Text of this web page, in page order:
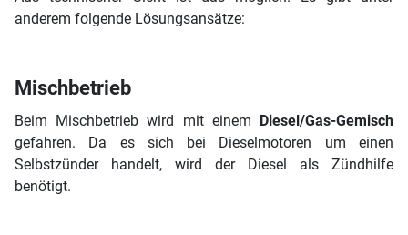
anderem folgende Lösungsansätze:
Mischbetrieb
Beim Mischbetrieb wird mit einem Diesel/Gas-Gemisch
gefahren. Da es sich bei Dieselmotoren um einen
Selbstzünder handelt, wird der Diesel als Zündhilfe
benötigt.